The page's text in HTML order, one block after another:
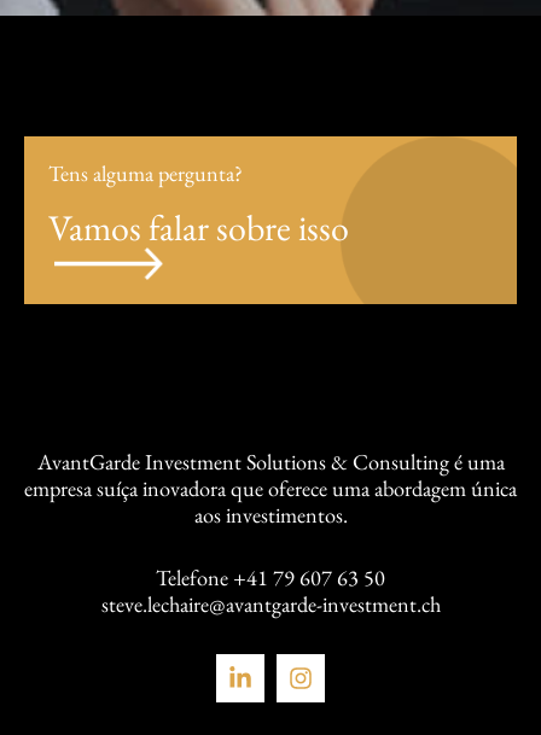
Tens alguma pergunta?
Vamos falar sobre isso
AvantGarde Investment Solutions & Consulting é uma
empresa suíça inovadora que oferece uma abordagem única
aos investimentos.
Telefone +41 79 607 63 50
steve.lechaire@avantgarde-investment.ch